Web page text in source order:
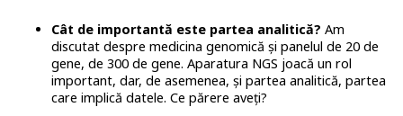
Cât de importantă este partea analitică? Am
discutat despre medicina genomică și panelul de 20 de
gene, de 300 de gene. Aparatura NGS joacă un rol
important, dar, de asemenea, și partea analitică, partea
care implică datele. Ce părere aveți?